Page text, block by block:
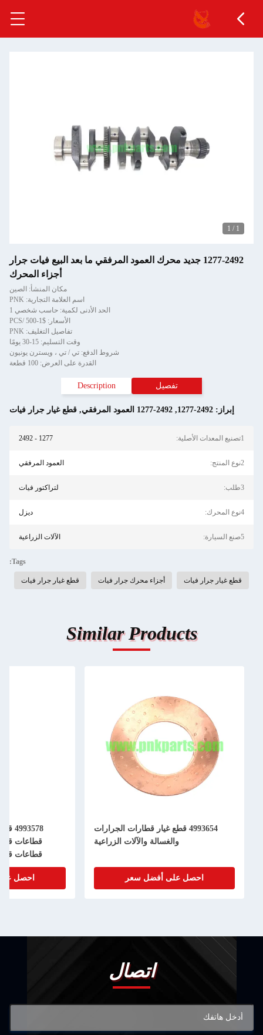
1
/
1
1277-2492 جديد محرك العمود المرفقي ما بعد البيع فيات جرار
أجزاء المحرك
مكان المنشأ: الصين
اسم العلامة التجارية: PNK
الحد الأدنى لكمية: حاسب شخصي 1
الأسعار: $1-500 /PCS
تفاصيل التغليف: PNK
وقت التسليم: 15-30 يومًا
شروط الدفع: تي / تي ، ويسترن يونيون
القدرة على العرض: 100 قطعة
تفصيل Description
إبراز: 1277-2492
, 1277-2492 العمود المرفقي , قطع غيار جرار فيات
1تصنيع المعدات الأصلية: 1277 - 2492
2نوع المنتج: العمود المرفقي
3طلب: لتراكتور فيات
4نوع المحرك: ديزل
5صنع السيارة: الآلات الزراعية
Tags:
قطع غيار جرار فيات أجزاء محرك جرار فيات قطع غيار جرار فيات
Similar Products
4993654 قطع غيار قطارات الجرارات
والغسالة والآلات الزراعية
احصل على أفضل سعر
قطاعات
قطاعات
احصل
اتصال